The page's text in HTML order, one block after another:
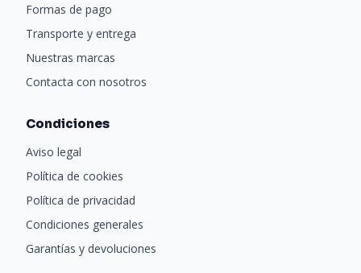
Cojinete Hidráulico
CONEXIÓN:
150 g
LONGITUD DEL CABLE:
450 mm
VIDA UTIL:
40.000 horas
COLOR LED:
Formas de pago
Transporte y entrega
Nuestras marcas
Contacta con nosotros
Condiciones
Aviso legal
Política de cookies
Política de privacidad
Condiciones generales
Garantías y devoluciones